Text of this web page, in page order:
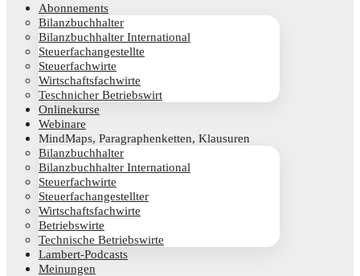
Abon­ne­ments
Bilanz­buch­hal­ter
Bilanz­buch­hal­ter International
Steu­er­fach­an­ge­stell­te
Steu­er­fach­wir­te
Wirt­schafts­fach­wir­te
Teschni­cher Betriebswirt
Online­kur­se
Web­i­na­re
Mind­Maps, Para­gra­phen­ket­ten, Klausuren
Bilanz­buch­hal­ter
Bilanz­buch­hal­ter International
Steu­er­fach­wir­te
Steu­er­fach­an­ge­stell­ter
Wirt­schafts­fach­wir­te
Betriebs­wir­te
Tech­ni­sche Betriebswirte
Lam­­bert-Pod­­casts
Mei­nun­gen